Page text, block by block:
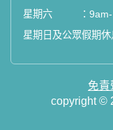
星期六
：
星期日及公眾假期休
免責
copyright ©